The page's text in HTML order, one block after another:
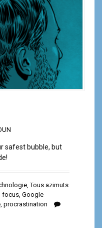
safest bubble, but
,Tous azimuts
focus Google
procrastination